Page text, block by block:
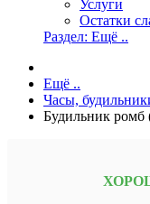
Услуги
Остатки
Раздел: Ещё ..
Ещё ..
Часы,
Будильник ромб